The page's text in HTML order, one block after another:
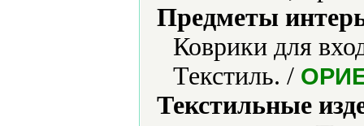
Предметы
Коврики для
Текстиль. /
Текстильные